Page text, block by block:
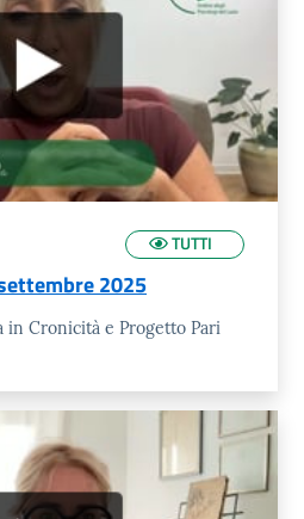
TUTTI
2025
in Cronicità e Progetto Pari